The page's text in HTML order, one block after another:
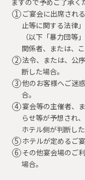
ご宴会に出席され
止等に関する法律
（以下「暴力団等
関係者、または、
法令、または、公
断した場合。
他のお客様へご迷
合。
宴会等の主催者、
らせ等が予想され
ホテル側が判断した
ホテルが定めるご
その他宴会場のご
場合。